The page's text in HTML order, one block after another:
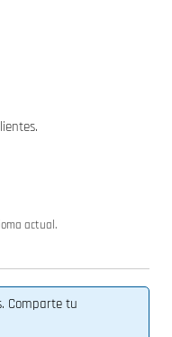
actual.
Comparte tu